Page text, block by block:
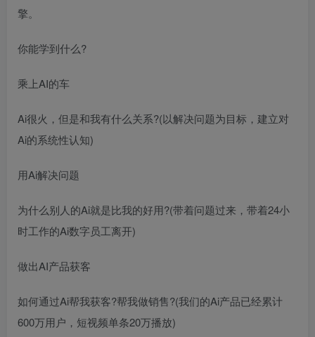
擎。
你能学到什么?
乘上AI的车
Ai很火，但是和我有什么关系?(以解决问题为目标，建立对
Ai的系统性认知)
用Ai解决问题
为什么别人的Ai就是比我的好用?(带着问题过来，带着24小
时工作的Ai数字员工离开)
做出AI产品获客
如何通过Ai帮我获客?帮我做销售?(我们的Ai产品已经累计
600万用户，短视频单条20万播放)